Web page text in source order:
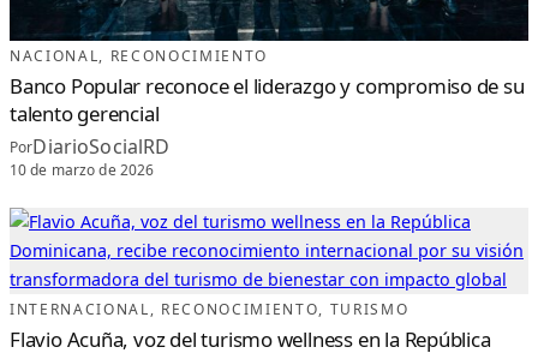
N
E
O
T
I
V
G
A
L
NACIONAL, RECONOCIMIENTO
Banco Popular reconoce el liderazgo y compromiso de su
talento gerencial
PorDiarioSocialRD
10 de marzo de 2026
INTERNACIONAL, RECONOCIMIENTO, TURISMO
Flavio Acuña, voz del turismo wellness en la República